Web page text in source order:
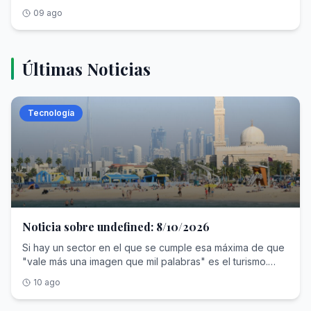
domingo. La mitad de la población lo respalda
09 ago
Últimas Noticias
Tecnología
Noticia sobre undefined: 8/10/2026
Si hay un sector en el que se cumple esa máxima de que
"vale más una imagen que mil palabras" es el turismo.
maniobró para convertirse en un destino de lujo y meca
de "expats", un oasis de paz que en 2025 rozó los 19,5
10 ago